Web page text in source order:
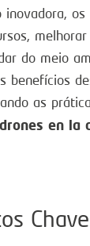
os
do meio
benefícios
as
en la
Chave